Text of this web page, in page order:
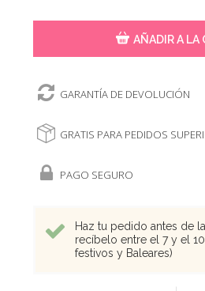
AÑADIR A LA
GARANTÍA DE DEVOLUCIÓN
GRATIS PARA PEDIDOS
PAGO SEGURO
Haz tu pedido antes de
recíbelo entre el 7 y el
festivos y Baleares)